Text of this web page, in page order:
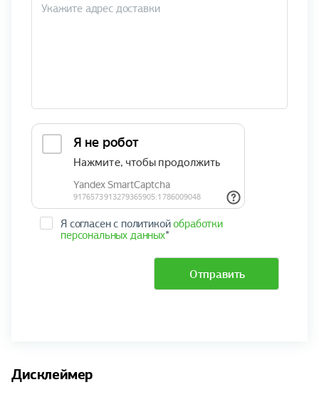
Я согласен с политикойобработки
персональных данных*
Отправить
Дисклеймер